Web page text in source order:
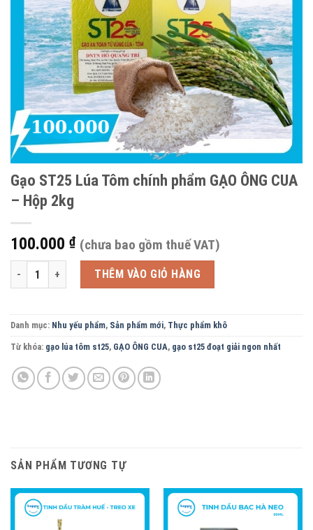
Gạo ST25 Lúa Tôm chính phẩm GẠO ÔNG CUA
– Hộp 2kg
100.000 ₫ (chưa bao gồm thuế VAT)
Gạo ST25 Lúa Tôm chính phẩm GẠO ÔNG CUA - Hộp 2kg số lượng
THÊM VÀO GIỎ HÀNG
Danh mục: Nhu yếu phẩm, Sản phẩm mới, Thực phẩm khô
Từ khóa: gạo lúa tôm st25, GẠO ÔNG CUA, gạo st25 đoạt giải ngon nhất
SẢN PHẨM TƯƠNG TỰ